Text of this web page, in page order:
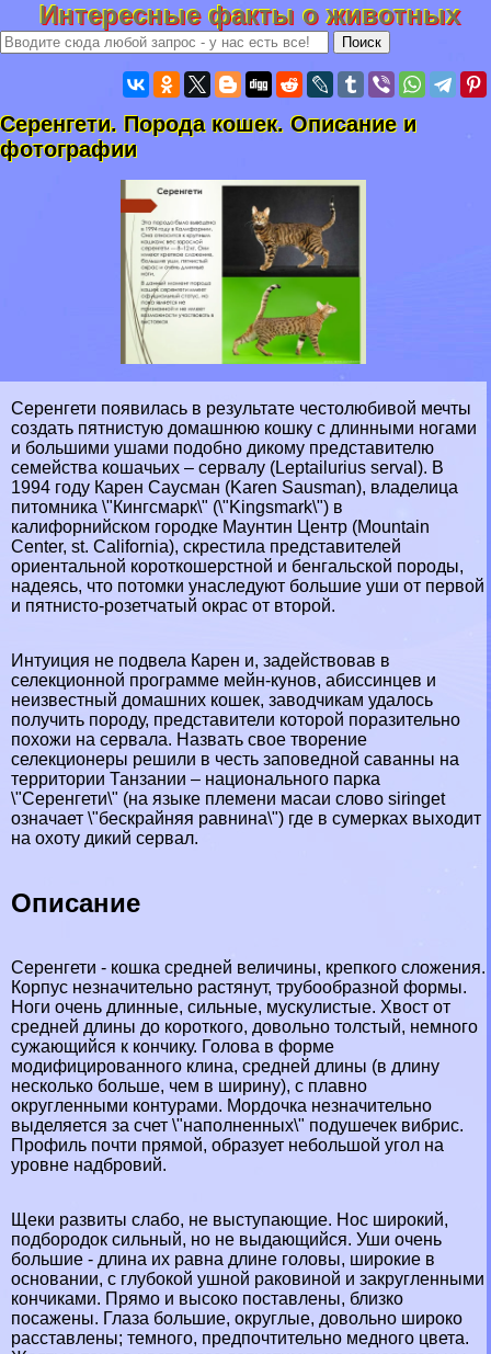
Интересные факты о животных
Серенгети. Порода кошек. Описание и
фотографии
Серенгети появилась в результате честолюбивой мечты
создать пятнистую домашнюю кошку с длинными ногами
и большими ушами подобно дикому представителю
семейства кошачьих – сервалу (Leptailurius serval). В
1994 году Карен Саусман (Karen Sausman), владелица
питомника \"Кингсмарк\" (\"Kingsmark\") в
калифорнийском городке Маунтин Центр (Mountain
Center, st. California), скрестила представителей
ориентальной короткошерстной и бенгальской породы,
надеясь, что потомки унаследуют большие уши от первой
и пятнисто-розетчатый окрас от второй.
Интуиция не подвела Карен и, задействовав в
селекционной программе мейн-кунов, абиссинцев и
неизвестный домашних кошек, заводчикам удалось
получить породу, представители которой поразительно
похожи на сервала. Назвать свое творение
селекционеры решили в честь заповедной саванны на
территории Танзании – национального парка
\"Серенгети\" (на языке племени масаи слово siringet
означает \"бескрайняя равнина\") где в сумерках выходит
на охоту дикий сервал.
Описание
Серенгети - кошка средней величины, крепкого сложения.
Корпус незначительно растянут, трубообразной формы.
Ноги очень длинные, сильные, мускулистые. Хвост от
средней длины до короткого, довольно толстый, немного
сужающийся к кончику. Голова в форме
модифицированного клина, средней длины (в длину
несколько больше, чем в ширину), с плавно
округленными контурами. Мордочка незначительно
выделяется за счет \"наполненных\" подушечек вибрис.
Профиль почти прямой, образует небольшой угол на
уровне надбровий.
Щеки развиты слабо, не выступающие. Нос широкий,
подбородок сильный, но не выдающийся. Уши очень
большие - длина их равна длине головы, широкие в
основании, с глубокой ушной paковиной и закругленными
кончиками. Прямо и высоко поставлены, близко
посажены. Глаза большие, округлые, довольно широко
расставлены; темного, предпочтительно медного цвета.